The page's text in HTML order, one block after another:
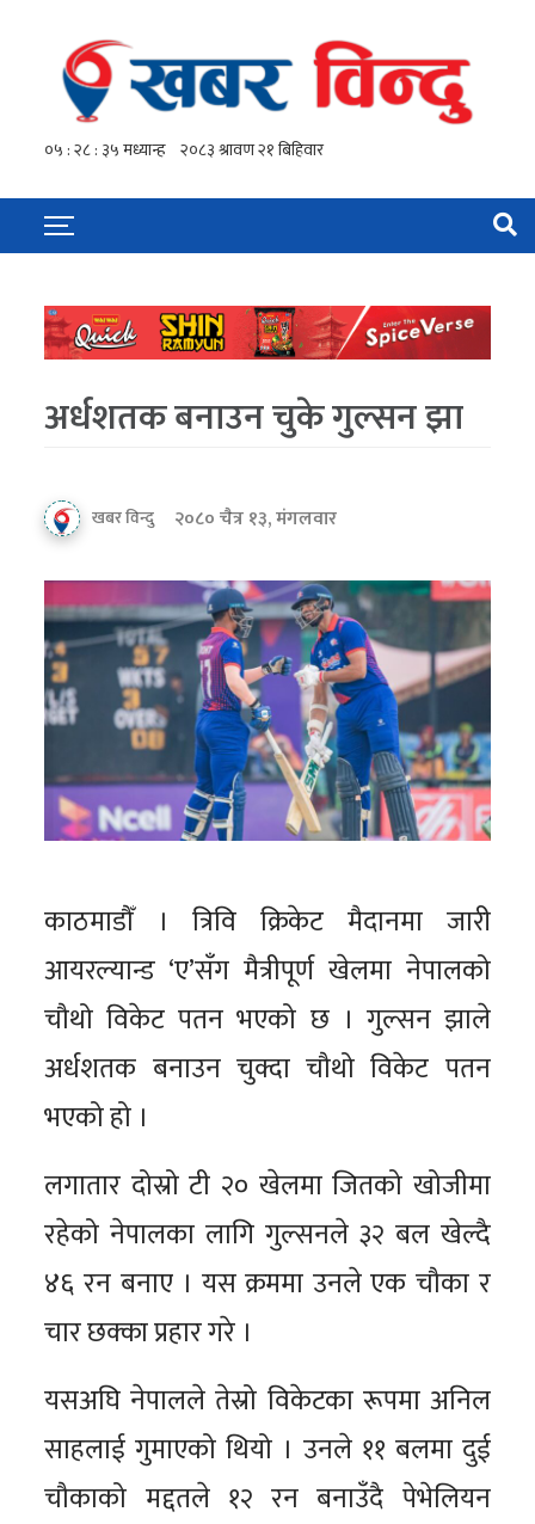
अर्धशतक बनाउन चुके गुल्सन झा
खबर विन्दु २०८० चैत्र १३, मंगलवार
काठमाडौँ । त्रिवि क्रिकेट मैदानमा जारी
आयरल्यान्ड ‘ए’सँग मैत्रीपूर्ण खेलमा नेपालको
चौथो विकेट पतन भएको छ । गुल्सन झाले
अर्धशतक बनाउन चुक्दा चौथो विकेट पतन
भएको हो ।
लगातार दोस्रो टी २० खेलमा जितको खोजीमा
रहेको नेपालका लागि गुल्सनले ३२ बल खेल्दै
४६ रन बनाए । यस क्रममा उनले एक चौका र
चार छक्का प्रहार गरे ।
यसअघि नेपालले तेस्रो विकेटका रूपमा अनिल
साहलाई गुमाएको थियो । उनले ११ बलमा दुई
चौकाको मद्दतले १२ रन बनाउँदै पेभेलियन